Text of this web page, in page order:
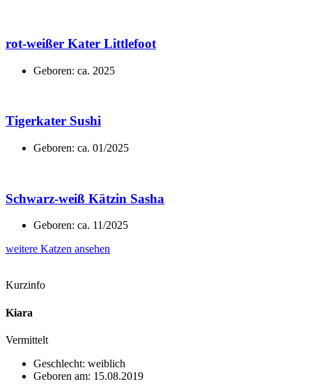
rot-weißer Kater Littlefoot
Geboren: ca. 2025
Tigerkater Sushi
Geboren: ca. 01/2025
Schwarz-weiß Kätzin Sasha
Geboren: ca. 11/2025
weitere Katzen ansehen
Kurzinfo
Kiara
Vermittelt
Geschlecht: weiblich
Geboren am: 15.08.2019